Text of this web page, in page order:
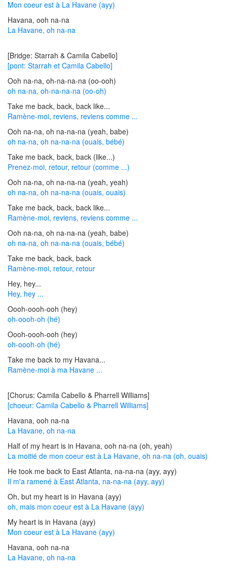
Mon coeur est à La Havane (ayy)
Havana, ooh na-na
La Havane, oh na-na
[Bridge: Starrah & Camila Cabello]
[pont: Starrah et Camila Cabello]
Ooh na-na, oh-na-na-na (oo-ooh)
oh na-na, oh-na-na-na (oo-oh)
Take me back, back, back like...
Ramène-moi, reviens, reviens comme ...
Ooh na-na, oh na-na-na (yeah, babe)
oh na-na, oh na-na-na (ouais, bébé)
Take me back, back, back (like...)
Prenez-moi, retour, retour (comme ...)
Ooh na-na, oh na-na-na (yeah, yeah)
oh na-na, oh na-na-na (ouais, ouais)
Take me back, back, back like...
Ramène-moi, reviens, reviens comme ...
Ooh na-na, oh na-na-na (yeah, babe)
oh na-na, oh na-na-na (ouais, bébé)
Take me back, back, back
Ramène-moi, retour, retour
Hey, hey...
Hey, hey ...
Oooh-oooh-ooh (hey)
oh-oooh-oh (hé)
Oooh-oooh-ooh (hey)
oh-oooh-oh (hé)
Take me back to my Havana...
Ramène-moi à ma Havane ...
[Chorus: Camila Cabello & Pharrell Williams]
[choeur: Camila Cabello & Pharrell Williams]
Havana, ooh na-na
La Havane, oh na-na
Half of my heart is in Havana, ooh na-na (oh, yeah)
La moitié de mon coeur est à La Havane, oh na-na (oh, ouais)
He took me back to East Atlanta, na-na-na (ayy, ayy)
Il m'a ramené à East Atlanta, na-na-na (ayy, ayy)
Oh, but my heart is in Havana (ayy)
oh, mais mon coeur est à La Havane (ayy)
My heart is in Havana (ayy)
Mon coeur est à La Havane (ayy)
Havana, ooh na-na
La Havane, oh na-na